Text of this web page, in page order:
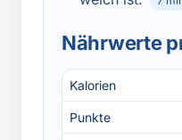
Nährwerte
Kalorien
Punkte